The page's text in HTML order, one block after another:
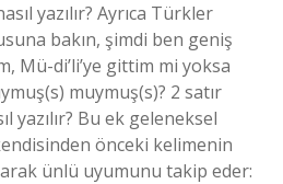
yazılır? Ayrıca Türkler
bakın, şimdi ben geniş
Mü-di’li’ye gittim mi yoksa
muymuş(s)? 2 satır
yazılır? Bu ek geleneksel
önceki kelimenin
ünlü uyumunu takip eder: